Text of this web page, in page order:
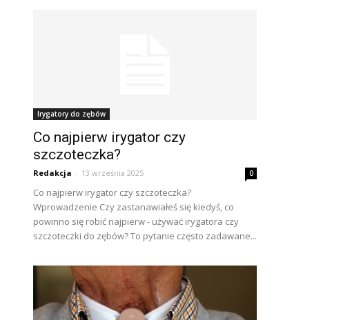
Irygatory do zębów
Co najpierw irygator czy
szczoteczka?
Redakcja - 13 września 2025 0
Co najpierw irygator czy szczoteczka?
Wprowadzenie Czy zastanawiałeś się kiedyś, co
powinno się robić najpierw - używać irygatora czy
szczoteczki do zębów? To pytanie często zadawane...